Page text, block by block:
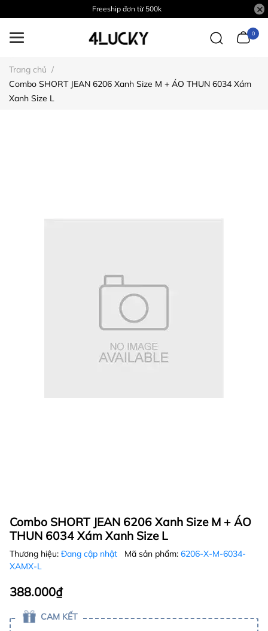
Freeship đơn từ 500k
0
Trang chủ /
Combo SHORT JEAN 6206 Xanh Size M + ÁO THUN 6034 Xám
Xanh Size L
Combo SHORT JEAN 6206 Xanh Size M + ÁO
THUN 6034 Xám Xanh Size L
Thương hiệu: Đang cập nhật Mã sản phẩm: 6206-X-M-6034-
XAMX-L
388.000₫
CAM KẾT